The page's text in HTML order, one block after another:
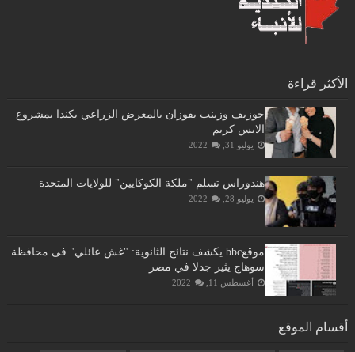
الأكثر قراءة
جوزيف وزينب يفوزان بالمعرض الزراعي بكندا بمشروع
الايس كريم
يوليو 31, 2022
هندوراس تسلم "ملكة الكوكايين" للولايات المتحدة
يوليو 28, 2022
موقعbbc يكشف نتائج الثانوية: "غش عائلي" فى محافظة
سوهاج يثير جدلا في مصر
أغسطس 11, 2022
أقسام الموقع